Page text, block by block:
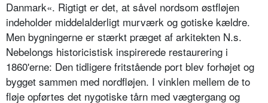
Danmark«. Rigtigt er det, at såvel nordsom østfløjen
indeholder middelalderligt murværk og gotiske kældre.
Men bygningerne er stærkt præget af arkitekten N.s.
Nebelongs historicistisk inspirerede restaurering i
1860'erne: Den tidligere fritstående port blev forhøjet og
bygget sammen med nordfløjen. I vinklen mellem de to
fløje opførtes det nygotiske tårn med vægtergang og